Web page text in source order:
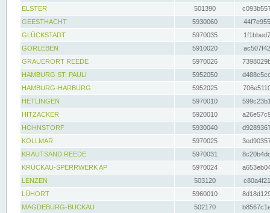
ELSTER
501390
GEESTHACHT
5930060
GLÜCKSTADT
5970035
GORLEBEN
5910020
GRAUERORT REEDE
5970026
HAMBURG ST. PAULI
5952050
HAMBURG-HARBURG
5952025
HETLINGEN
5970010
HITZACKER
5920010
HOHNSTORF
5930040
KOLLMAR
5970025
KRAUTSAND REEDE
5970031
KRÜCKAU-SPERRWERK AP
5970024
LENZEN
503120
LÜHORT
5960010
MAGDEBURG-BUCKAU
502170